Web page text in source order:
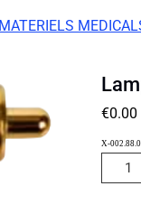
MATERIELS
€0.00
X-